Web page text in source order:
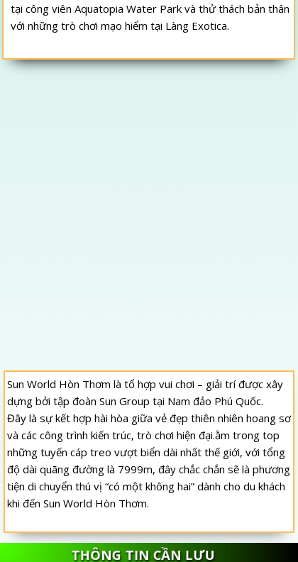
tại công viên Aquatopia Water Park và thử thách bản thân
với những trò chơi mạo hiểm tại Làng Exotica.
Sun World Hòn Thơm là tổ hợp vui chơi – giải trí được xây
dựng bởi tập đoàn Sun Group tại Nam đảo Phú Quốc.
Đây là sự kết hợp hài hòa giữa vẻ đẹp thiên nhiên hoang sơ
và các công trình kiến trúc, trò chơi hiện đại.ằm trong top
những tuyến cáp treo vượt biển dài nhất thế giới, với tổng
độ dài quãng đường là 7999m, đây chắc chắn sẽ là phương
tiện di chuyển thú vị “có một không hai” dành cho du khách
khi đến Sun World Hòn Thơm.
THÔNG TIN CẦN LƯU